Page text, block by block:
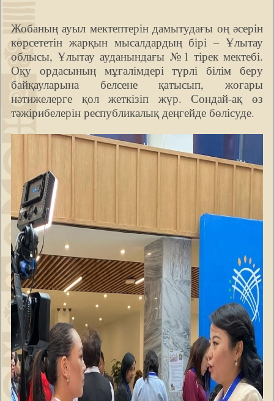
Жобаның ауыл мектептерін дамытудағы оң әсерін
көрсететін жарқын мысалдардың бірі – Ұлытау
облысы, Ұлытау ауданындағы №1 тірек мектебі.
Оқу ордасының мұғалімдері түрлі білім беру
байқауларына белсене қатысып, жоғары
нәтижелерге қол жеткізіп жүр. Сондай-ақ өз
тәжірибелерін республикалық деңгейде бөлісуде.